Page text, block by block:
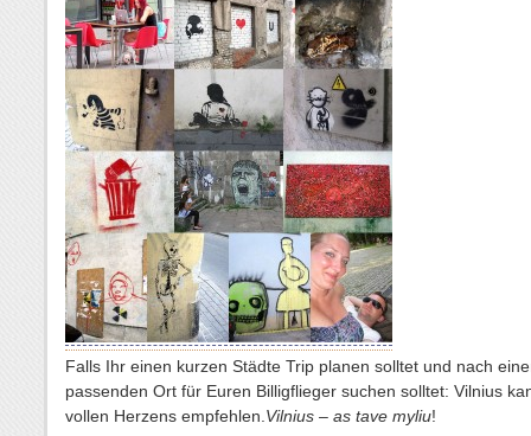
Falls Ihr einen kurzen Städte Trip planen solltet und nach
passenden Ort für Euren Billigflieger suchen solltet: Vilnius
vollen Herzens empfehlen. Vilnius – as tave myliu!